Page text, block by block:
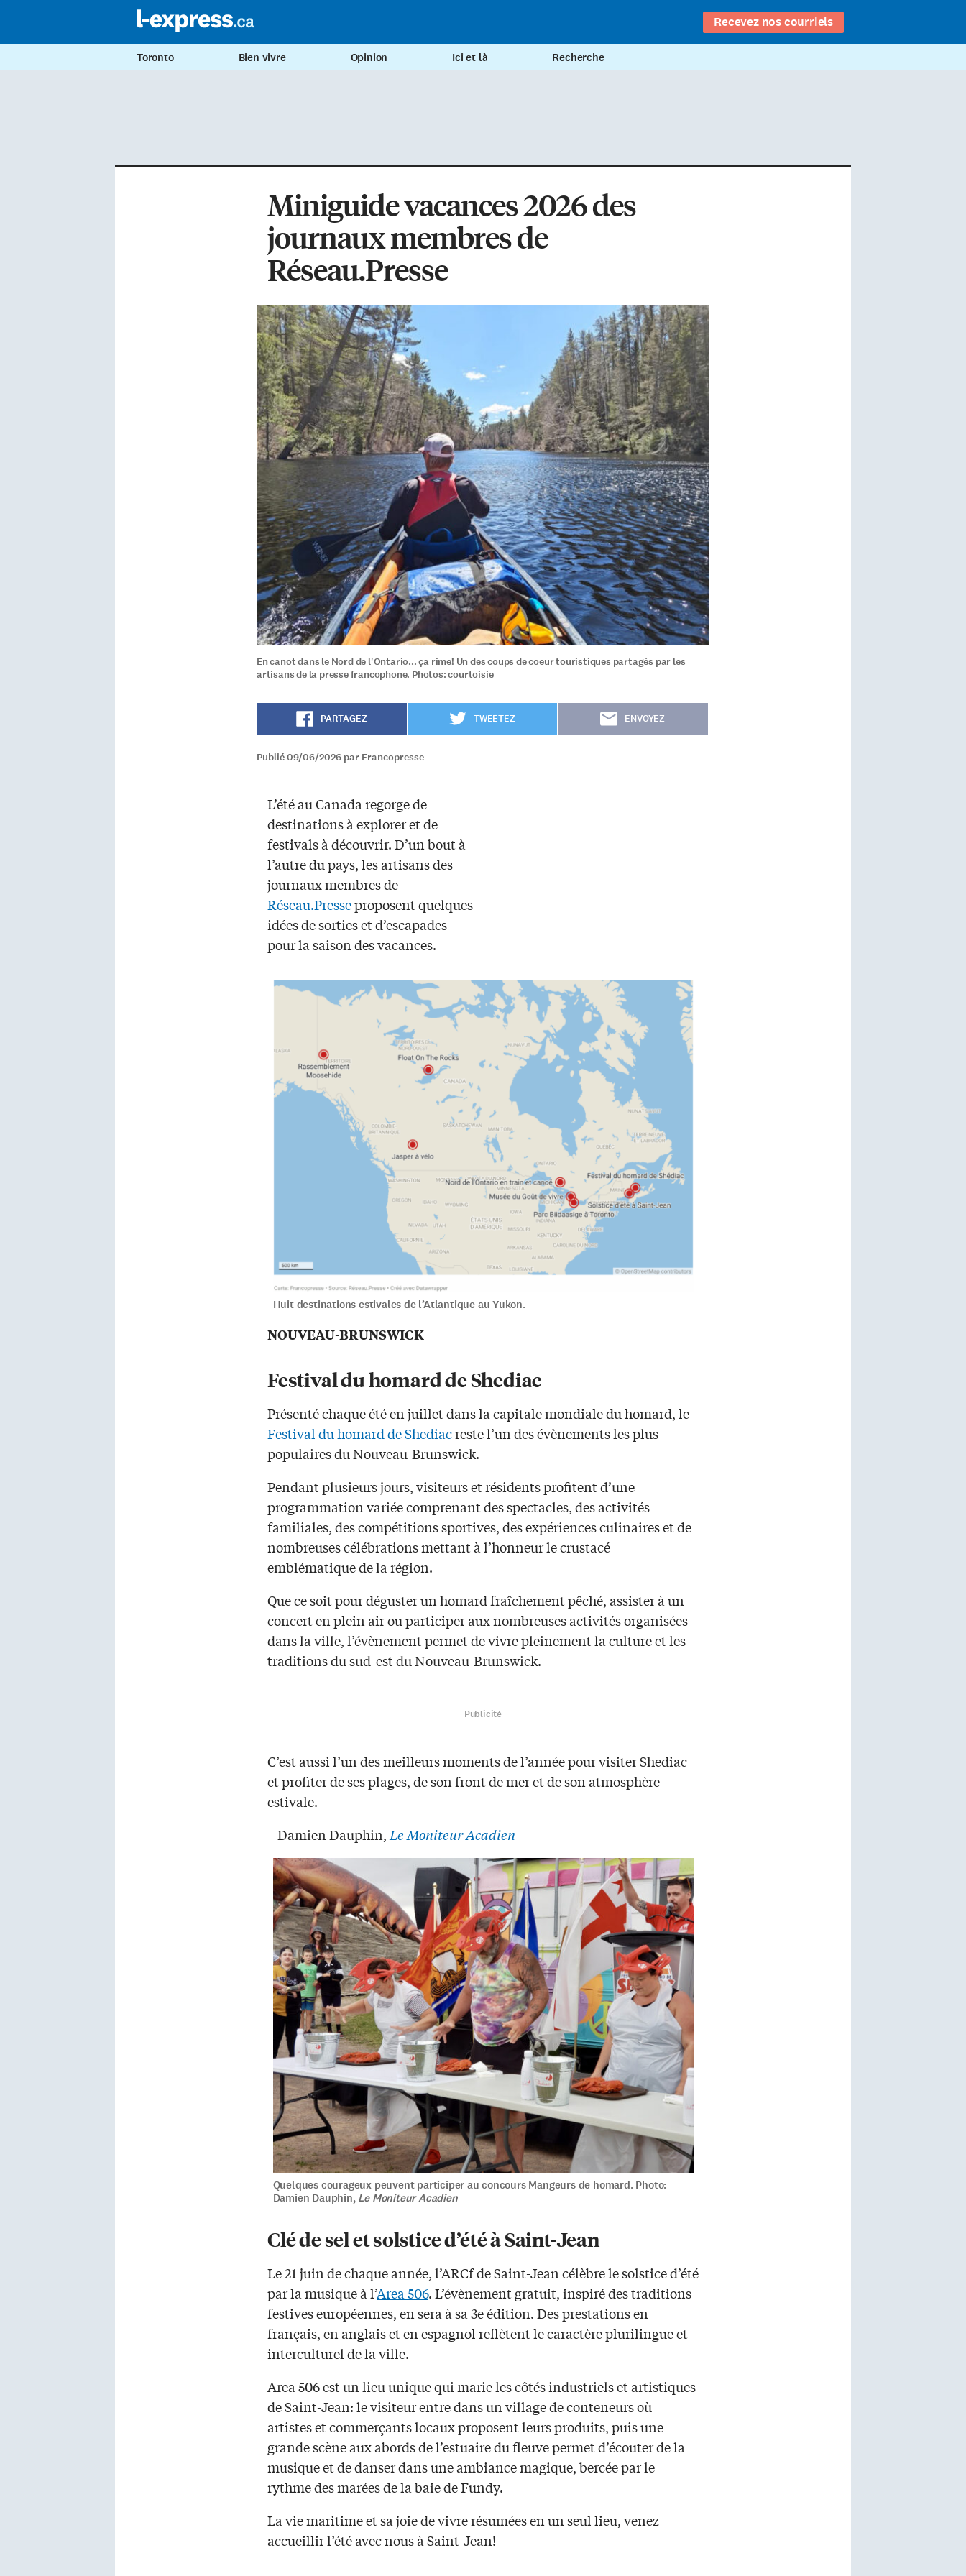
Recevez nos courriels
Toronto Bien vivre Opinion Ici et là Recherche
Miniguide vacances 2026 des
journaux membres de
Réseau.Presse
En canot dans le Nord de l'Ontario... ça rime! Un des coups de coeur touristiques partagés par les
artisans de la presse francophone. Photos: courtoisie
PARTAGEZ TWEETEZ ENVOYEZ
Publié 09/06/2026 par Francopresse
L’été au Canada regorge de
destinations à explorer et de
festivals à découvrir. D’un bout à
l’autre du pays, les artisans des
journaux membres de
Réseau.Presseproposent quelques
idées de sorties et d’escapades
pour la saison des vacances.
Huit destinations estivales de l’Atlantique au Yukon.
NOUVEAU-BRUNSWICK
Festival du homard de Shediac
Présenté chaque été en juillet dans la capitale mondiale du homard, le
Festival du homard de Shediacreste l’un des évènements les plus
populaires du Nouveau-Brunswick.
Pendant plusieurs jours, visiteurs et résidents profitent d’une
programmation variée comprenant des spectacles, des activités
familiales, des compétitions sportives, des expériences culinaires et de
nombreuses célébrations mettant à l’honneur le crustacé
emblématique de la région.
Que ce soit pour déguster un homard fraîchement pêché, assister à un
concert en plein air ou participer aux nombreuses activités organisées
dans la ville, l’évènement permet de vivre pleinement la culture et les
traditions du sud-est du Nouveau-Brunswick.
Publicité
C’est aussi l’un des meilleurs moments de l’année pour visiter Shediac
et profiter de ses plages, de son front de mer et de son atmosphère
estivale.
– Damien Dauphin, Le Moniteur Acadien
Quelques courageux peuvent participer au concours Mangeurs de homard. Photo:
Damien Dauphin,Le Moniteur Acadien
Clé de sel et solstice d’été à Saint-Jean
Le 21 juin de chaque année, l’ARCf de Saint-Jean célèbre le solstice d’été
par la musique à l’Area 506. L’évènement gratuit, inspiré des traditions
festives européennes, en sera à sa 3e édition. Des prestations en
français, en anglais et en espagnol reflètent le caractère plurilingue et
interculturel de la ville.
Area 506 est un lieu unique qui marie les côtés industriels et artistiques
de Saint-Jean: le visiteur entre dans un village de conteneurs où
artistes et commerçants locaux proposent leurs produits, puis une
grande scène aux abords de l’estuaire du fleuve permet d’écouter de la
musique et de danser dans une ambiance magique, bercée par le
rythme des marées de la baie de Fundy.
La vie maritime et sa joie de vivre résumées en un seul lieu, venez
accueillir l’été avec nous à Saint-Jean!